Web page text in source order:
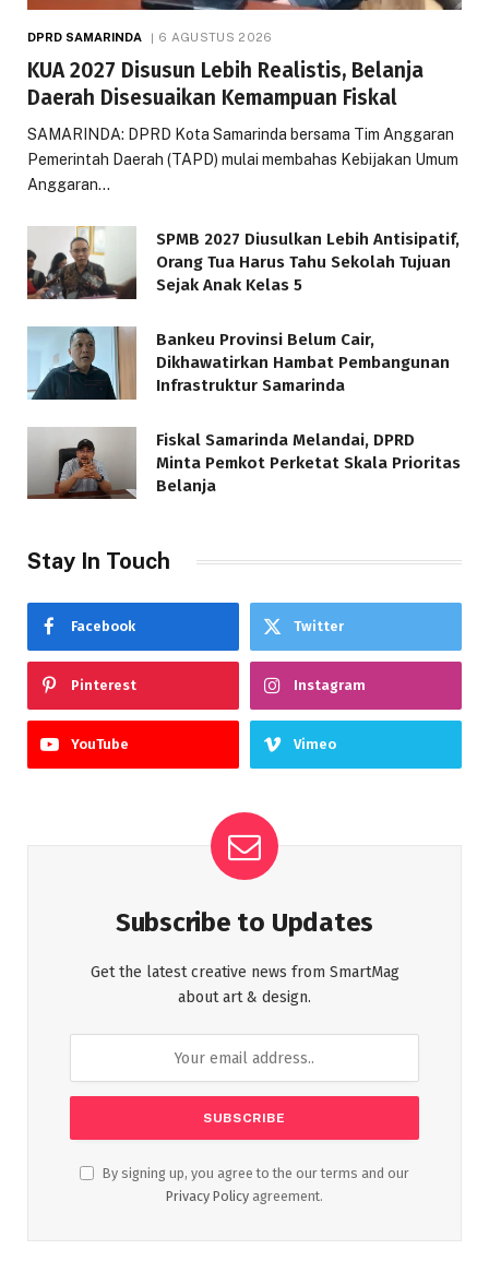
DPRD SAMARINDA 6 AGUSTUS 2026
KUA 2027 Disusun Lebih Realistis, Belanja
Daerah Disesuaikan Kemampuan Fiskal
SAMARINDA: DPRD Kota Samarinda bersama Tim Anggaran
Pemerintah Daerah (TAPD) mulai membahas Kebijakan Umum
Anggaran…
SPMB 2027 Diusulkan Lebih Antisipatif,
Orang Tua Harus Tahu Sekolah Tujuan
Sejak Anak Kelas 5
Bankeu Provinsi Belum Cair,
Dikhawatirkan Hambat Pembangunan
Infrastruktur Samarinda
Fiskal Samarinda Melandai, DPRD
Minta Pemkot Perketat Skala Prioritas
Belanja
Stay In Touch
Facebook Twitter
Pinterest Instagram
YouTube Vimeo
Subscribe to Updates
Get the latest creative news from SmartMag
about art & design.
By signing up, you agree to the our terms and our
Privacy Policy agreement.